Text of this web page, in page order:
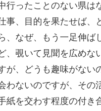
ったことのない県は
、目的を果たせば、
なぜ、もう一足伸ば
覗いて見聞を広めな
が、どうも趣味がない
わないのですが、その
紙を交わす程度の付き